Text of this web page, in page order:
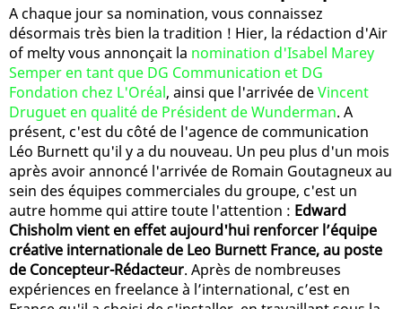
A chaque jour sa nomination, vous connaissez
désormais très bien la tradition ! Hier, la rédaction d'Air
of melty vous annonçait la nomination d'Isabel Marey
Semper en tant que DG Communication et DG
Fondation chez L'Oréal, ainsi que l'arrivée deVincent
Druguet en qualité de Président de Wunderman. A
présent, c'est du côté de l'agence de communication
Léo Burnett qu'il y a du nouveau. Un peu plus d'un mois
après avoir annoncé l'arrivée de Romain Goutagneux au
sein des équipes commerciales du groupe, c'est un
autre homme qui attire toute l'attention : Edward
Chisholm vient en effet aujourd'hui renforcer l’équipe
créative internationale de Leo Burnett France, au poste
de Concepteur-Rédacteur. Après de nombreuses
expériences en freelance à l’international, c’est en